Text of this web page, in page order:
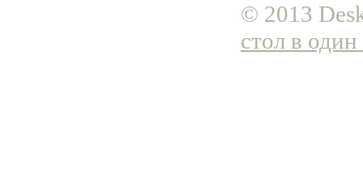
© 2013
стол в